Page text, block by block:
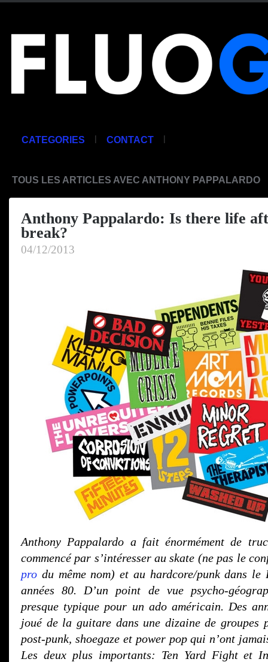
CATEGORIES | CONTACT |
TOUS LES ARTICLES AVEC ANTHONY PAPPALARDO
Anthony Pappalardo: Is there life
break?
04/12/2013
Anthony Pappalardo a fait énormément de
commencé par s’intéresser au skate (ne pas le
pro du même nom) et au hardcore/punk dans
années 80. D’un point de vue psycho-
presque typique pour un ado américain. Des
joué de la guitare dans une dizaine de groupes
post-punk, shoegaze et power pop qui n’ont
Les deux plus importants: Ten Yard Fight et